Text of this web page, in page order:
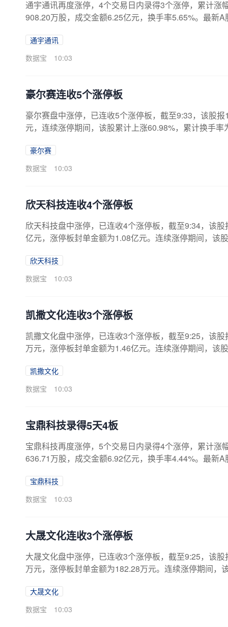
通宇通讯再度涨停，4个交易日内录得3个涨停，累计
908.20万股，成交金额6.25亿元，换手率5.65%。最新
55万元，环比增长13.93%，近4日累计增加6800.58万
内，涨幅偏离值累计达20%上榜龙虎榜1次，买卖居前
通宇通讯
数据宝
10:03
豪尔赛连收5个涨停板
豪尔赛盘中涨停，已连收5个涨停板，截至9:33，该股
元，连续涨停期间，该股累计上涨60.98%，累计换手
418.40万元，营业部席位合计净买入465.10万元。7月
00.00万元，同比变动区间为5.09%~22.88%。据天眼
豪尔赛
数据宝
10:03
欣天科技连收4个涨停板
欣天科技盘中涨停，已连收4个涨停板，截至9:34，该
亿元，涨停板封单金额为1.08亿元。连续涨停期间，该
榜1次，买卖居前营业部中，机构净卖出320.10万元，
预告，预计实现净利润-5080.00万元至-3680.00万元，
欣天科技
数据宝
10:03
凯撒文化连收3个涨停板
凯撒文化盘中涨停，已连收3个涨停板，截至9:25，该
万元，涨停板封单金额为1.46亿元。连续涨停期间，该
区间为107.15%~109.87%。据天眼查APP显示，凯撒(
066万人民币。（数据宝）近日该股表现日期当日涨跌
凯撒文化
数据宝
10:03
宝鼎科技录得5天4板
宝鼎科技再度涨停，5个交易日内录得4个涨停，累计
636.71万股，成交金额6.92亿元，换手率4.44%。最新
3%。这是该股股东户数连续第4期下降，也就是说筹码
润1.25亿元至1.45亿元，同比变动区间为
宝鼎科技
数据宝
10:03
大晟文化连收3个涨停板
大晟文化盘中涨停，已连收3个涨停板，截至9:25，该
万元，涨停板封单金额为182.28万元。连续涨停期间
达7%上榜龙虎榜1次，买卖居前营业部中，营业部席位
现净利润-3600.00万元至-2300.00万元，同比变动区间
大晟文化
数据宝
10:03